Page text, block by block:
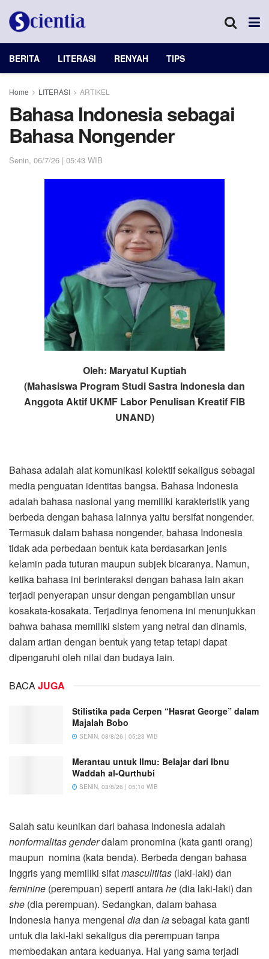
BERITA LITERASI RENYAH TIPS
Home LITERASI ARTIKEL
Bahasa Indonesia sebagai
Bahasa Nongender
Senin, 06/7/26 | 05:43 WIB
Oleh: Maryatul Kuptiah
(Mahasiswa Program Studi Sastra Indonesia dan
Anggota Aktif UKMF Labor Penulisan Kreatif FIB
UNAND)
Bahasa adalah alat komunikasi kolektif sekaligus sebagai
media penguatan identitas bangsa. Bahasa Indonesia
adalah bahasa nasional yang memiliki karakteristik yang
berbeda dengan bahasa lainnya yaitu bersifat nongender.
Termasuk dalam bahasa nongender, bahasa Indonesia
tidak ada perbedaan bentuk kata berdasarkan jenis
kelamin pada tuturan maupun subjek bicaranya. Namun,
ketika bahasa ini berinteraksi dengan bahasa lain akan
terjadi penyerapan unsur dengan pengambilan unsur
kosakata-kosakata. Terjadinya fenomena ini menunjukkan
bahwa bahasa memiliki sistem yang netral dan dinamis,
dalam artian dengan bentuk yang tetap tetapi dapat
dipengaruhi oleh nilai dan budaya lain.
BACAJUGA
Stilistika pada Cerpen “Hasrat George” dalam
Majalah Bobo
SENIN, 03/8/26 | 05:23 WIB
Merantau untuk Ilmu: Belajar dari Ibnu
Waddah al-Qurthubi
SENIN, 03/8/26 | 05:10 WIB
Salah satu keunikan dari bahasa Indonesia adalah
nonformalitasgenderdalam pronomina (kata ganti orang)
maupun nomina (kata benda). Berbeda dengan bahasa
Inggris yang memiliki sifatmasculititas (laki-laki) dan
feminine (perempuan) seperti antarahe (dia laki-laki) dan
she (dia perempuan). Sedangkan, dalam bahasa
Indonesia hanya mengenal diadan iasebagai kata ganti
untuk dia laki-laki sekaligus dia perempuan tanpa
membedakan antara keduanya. Hal yang sama terjadi